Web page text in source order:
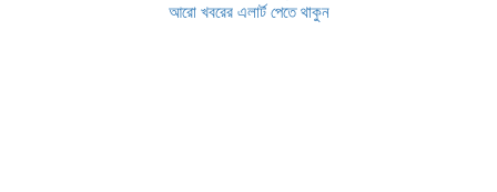
আরো খবরের এলার্ট পেতে থাকুন